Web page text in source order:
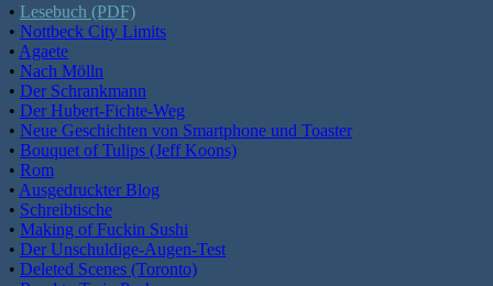
• Lesebuch (PDF)
• Nottbeck City Limits
• Agaete
• Nach Mölln
• Der Schrankmann
• Der Hubert-Fichte-Weg
• Neue Geschichten von Smartphone und Toaster
• Bouquet of Tulips (Jeff Koons)
• Rom
• Ausgedruckter Blog
• Schreibtische
• Making of Fuckin Sushi
• Der Unschuldige-Augen-Test
• Deleted Scenes (Toronto)